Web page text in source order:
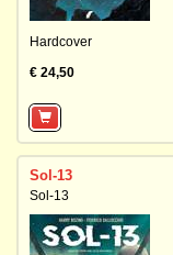
Hardcover
€ 24,50
Sol-13
Sol-13